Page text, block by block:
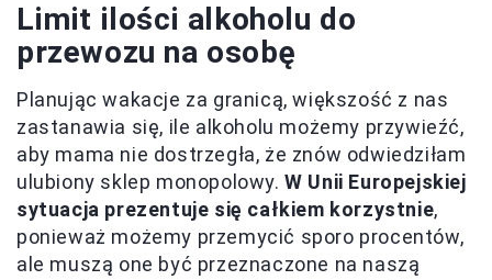
Limit ilości alkoholu do
przewozu na osobę
Planując wakacje za granicą, większość z nas
zastanawia się, ile alkoholu możemy przywieźć,
aby mama nie dostrzegła, że znów odwiedziłam
ulubiony sklep monopolowy.W Unii Europejskiej
sytuacja prezentuje się całkiem korzystnie,
ponieważ możemy przemycić sporo procentów,
ale muszą one być przeznaczone na naszą